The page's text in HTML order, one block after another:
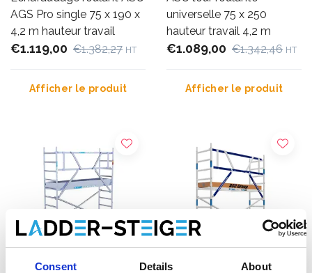
Consent Details About
AGS Pro single 75 x 190 x
4,2 m hauteur travail
€1.119,00 €1.382,27 HT
Afficher le produit
universelle 75 x 250
hauteur travail 4,2 m
€1.089,00 €1.342,46 HT
Afficher le produit